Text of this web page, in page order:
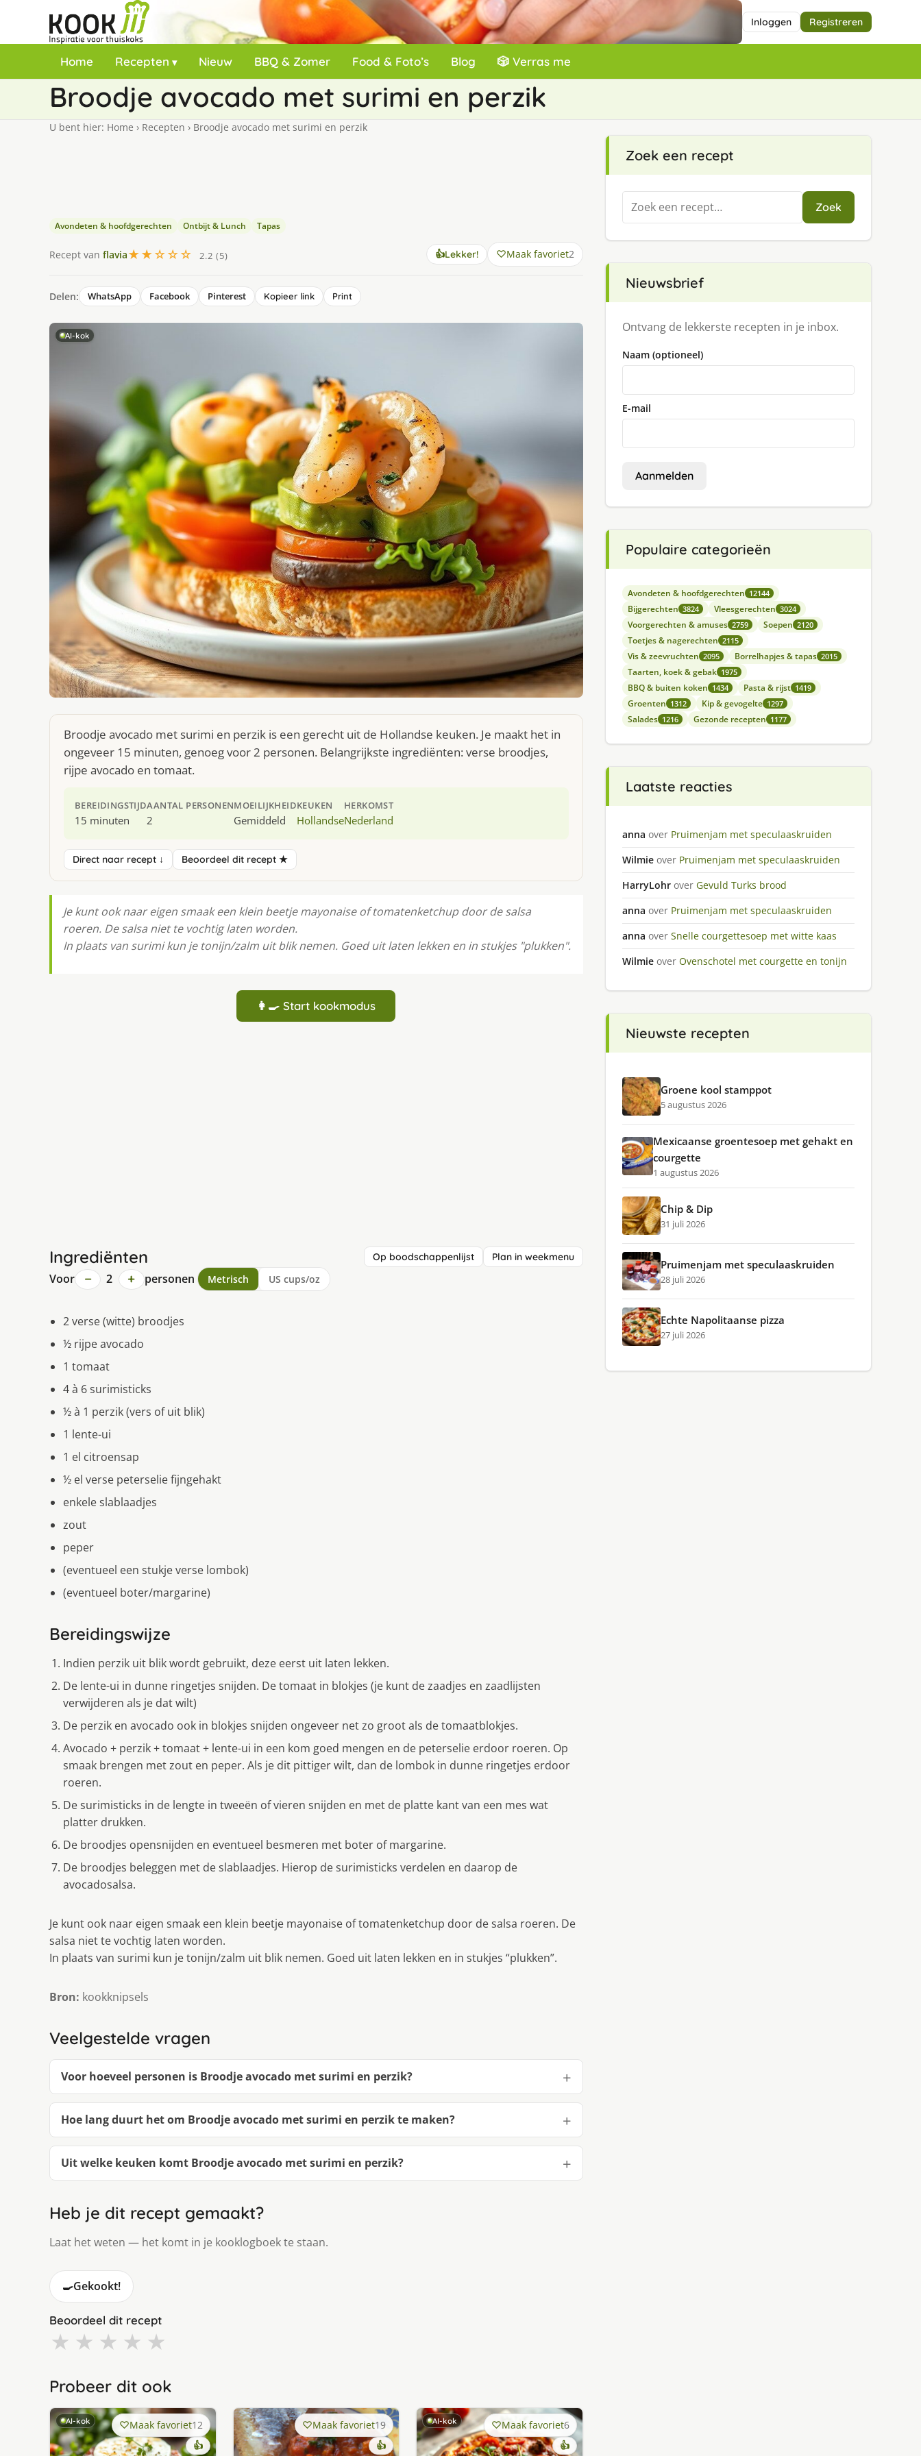
Inloggen Registreren
Home Recepten Nieuw BBQ & Zomer Food & Foto’s Blog 🎲 Verras me
Broodje avocado met surimi en perzik
U bent hier: Home › Recepten › Broodje avocado met surimi en perzik
Avondeten & hoofdgerechten Ontbijt & Lunch Tapas
Recept van flavia★★☆☆☆ 2.2 (5) 👍Lekker! Maak favoriet2
Delen: WhatsApp Facebook Pinterest Kopieer link Print
AI-kok
Broodje avocado met surimi en perzik is een gerecht uit de Hollandse keuken. Je maakt het in
ongeveer 15 minuten, genoeg voor 2 personen. Belangrijkste ingrediënten: verse broodjes,
rijpe avocado en tomaat.
BEREIDINGSTIJD
15 minuten
AANTAL PERSONEN
2
MOEILIJKHEID
Gemiddeld
KEUKEN
Hollandse
HERKOMST
Nederland
Direct naar recept ↓ Beoordeel dit recept ★
Je kunt ook naar eigen smaak een klein beetje mayonaise of tomatenketchup door de salsa
roeren. De salsa niet te vochtig laten worden.
In plaats van surimi kun je tonijn/zalm uit blik nemen. Goed uit laten lekken en in stukjes "plukken".
👩‍🍳 Start kookmodus
Ingrediënten Op boodschappenlijst Plan in weekmenu
Voor − 2 + personen Metrisch US cups/oz
2 verse (witte) broodjes
½ rijpe avocado
1 tomaat
4 à 6 surimisticks
½ à 1 perzik (vers of uit blik)
1 lente-ui
1 el citroensap
½ el verse peterselie fijngehakt
enkele slablaadjes
zout
peper
(eventueel een stukje verse lombok)
(eventueel boter/margarine)
Bereidingswijze
Indien perzik uit blik wordt gebruikt, deze eerst uit laten lekken.
De lente-ui in dunne ringetjes snijden. De tomaat in blokjes (je kunt de zaadjes en zaadlijsten
verwijderen als je dat wilt)
De perzik en avocado ook in blokjes snijden ongeveer net zo groot als de tomaatblokjes.
Avocado + perzik + tomaat + lente-ui in een kom goed mengen en de peterselie erdoor roeren. Op
smaak brengen met zout en peper. Als je dit pittiger wilt, dan de lombok in dunne ringetjes erdoor
roeren.
De surimisticks in de lengte in tweeën of vieren snijden en met de platte kant van een mes wat
platter drukken.
De broodjes opensnijden en eventueel besmeren met boter of margarine.
De broodjes beleggen met de slablaadjes. Hierop de surimisticks verdelen en daarop de
avocadosalsa.
Je kunt ook naar eigen smaak een klein beetje mayonaise of tomatenketchup door de salsa roeren. De
salsa niet te vochtig laten worden.
In plaats van surimi kun je tonijn/zalm uit blik nemen. Goed uit laten lekken en in stukjes “plukken”.
Bron: kookknipsels
Veelgestelde vragen
Voor hoeveel personen is Broodje avocado met surimi en perzik?
Hoe lang duurt het om Broodje avocado met surimi en perzik te maken?
Uit welke keuken komt Broodje avocado met surimi en perzik?
Heb je dit recept gemaakt?
Laat het weten — het komt in je kooklogboek te staan.
🍳Gekookt!
Beoordeel dit recept
★ ★ ★ ★ ★
Probeer dit ook
AI-kok Maak favoriet12
👍
Maak favoriet19
👍
AI-kok Maak favoriet6
👍
Zoek een recept
Zoeken
naar:
Zoek
Nieuwsbrief
Ontvang de lekkerste recepten in je inbox.
Naam (optioneel)
E-mail
Aanmelden
Populaire categorieën
Avondeten & hoofdgerechten 12144
Bijgerechten 3824 Vleesgerechten 3024
Voorgerechten & amuses 2759 Soepen 2120
Toetjes & nagerechten 2115
Vis & zeevruchten 2095 Borrelhapjes & tapas 2015
Taarten, koek & gebak 1975
BBQ & buiten koken 1434 Pasta & rijst 1419
Groenten 1312 Kip & gevogelte 1297
Salades 1216 Gezonde recepten 1177
Laatste reacties
anna over Pruimenjam met speculaaskruiden
Wilmie over Pruimenjam met speculaaskruiden
HarryLohr over Gevuld Turks brood
anna over Pruimenjam met speculaaskruiden
anna over Snelle courgettesoep met witte kaas
Wilmie over Ovenschotel met courgette en tonijn
Nieuwste recepten
Groene kool stamppot
5 augustus 2026
Mexicaanse groentesoep met gehakt en
courgette
1 augustus 2026
Chip & Dip
31 juli 2026
Pruimenjam met speculaaskruiden
28 juli 2026
Echte Napolitaanse pizza
27 juli 2026